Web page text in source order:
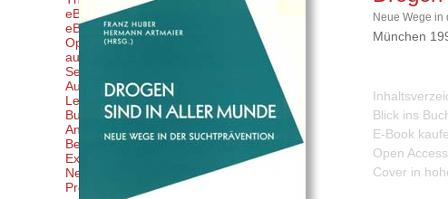
eBooks
eBooks kaufen
Open Access eBooks
autor*innen
Service
Autor*innen
Leser*innen
Buchhandel
Anzeigenkund*innen
Bestellmöglichkeiten
Externe Links
Newsletter abonnieren/k
Produktsicherheitsverordnung
Neue Wege in
München
Blick ins
E-Book
Open
Cover in